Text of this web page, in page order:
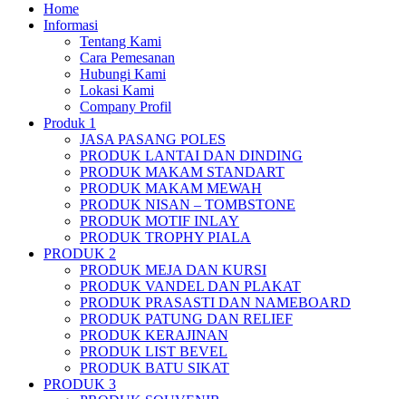
Home
Informasi
Tentang Kami
Cara Pemesanan
Hubungi Kami
Lokasi Kami
Company Profil
Produk 1
JASA PASANG POLES
PRODUK LANTAI DAN DINDING
PRODUK MAKAM STANDART
PRODUK MAKAM MEWAH
PRODUK NISAN – TOMBSTONE
PRODUK MOTIF INLAY
PRODUK TROPHY PIALA
PRODUK 2
PRODUK MEJA DAN KURSI
PRODUK VANDEL DAN PLAKAT
PRODUK PRASASTI DAN NAMEBOARD
PRODUK PATUNG DAN RELIEF
PRODUK KERAJINAN
PRODUK LIST BEVEL
PRODUK BATU SIKAT
PRODUK 3